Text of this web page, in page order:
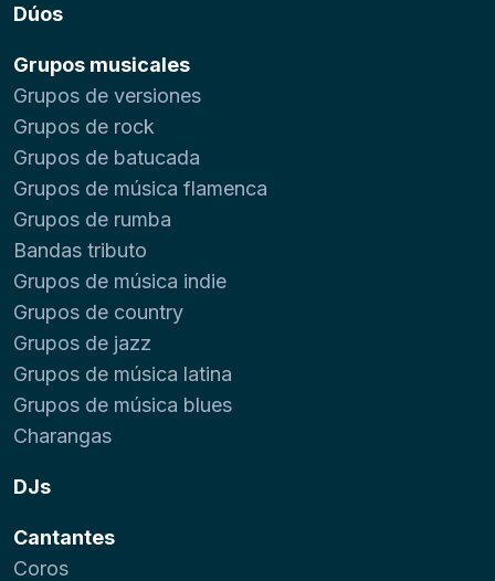
Dúos
Grupos musicales
Grupos de versiones
Grupos de rock
Grupos de batucada
Grupos de música flamenca
Grupos de rumba
Bandas tributo
Grupos de música indie
Grupos de country
Grupos de jazz
Grupos de música latina
Grupos de música blues
Charangas
DJs
Cantantes
Coros